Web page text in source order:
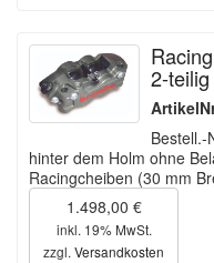
2-
Bestell.-
hinter dem Holm ohne
Racingcheiben (30 mm
1.498,00 €
inkl. 19% MwSt.
zzgl. Versandkosten